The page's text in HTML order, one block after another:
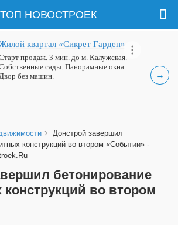
ТОП НОВОСТРОЕК
→
квартал «Сикрет Гарден»
продаж. 3 мин. до м. Калужская.
сады. Панорамные окна.
без машин.
› Донстрой завершил
конструкций во втором «Событии» -
бетонирование
во втором